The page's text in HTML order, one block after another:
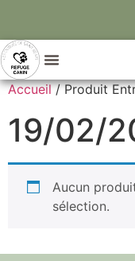
Accueil/ Produit
19/02/
Aucun
sélection.